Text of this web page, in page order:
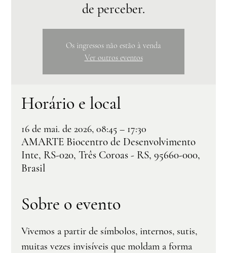
de perceber.
Os ingressos não estão à venda
Ver outros eventos
Horário e local
16 de mai. de 2026, 08:45 – 17:30
AMARTE Biocentro de Desenvolvimento
Inte, RS-020, Três Coroas - RS, 95660-000,
Brasil
Sobre o evento
Vivemos a partir de símbolos, internos, sutis,
muitas vezes invisíveis que moldam a forma